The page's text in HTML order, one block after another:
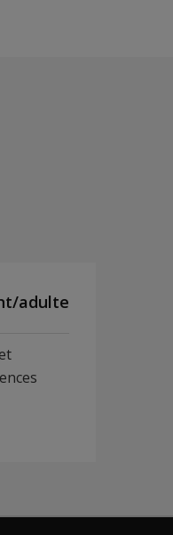
adulte